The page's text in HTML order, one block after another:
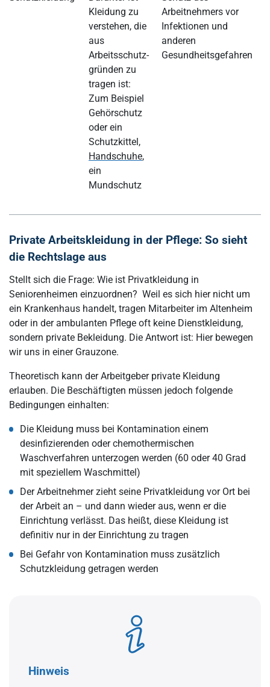
Kleidung zu
verstehen, die
aus
Arbeitsschutz-
gründen zu
tragen ist:
Zum Beispiel
Gehörschutz
oder ein
Schutzkittel,
Handschuhe,
ein
Mundschutz
Arbeitnehmers vor
Infektionen und
anderen
Gesundheitsgefahren
Private Arbeitskleidung in der Pflege: So sieht
die Rechtslage aus
Stellt sich die Frage: Wie ist Privatkleidung in
Seniorenheimen einzuordnen? Weil es sich hier nicht um
ein Krankenhaus handelt, tragen Mitarbeiter im Altenheim
oder in der ambulanten Pflege oft keine Dienstkleidung,
sondern private Bekleidung. Die Antwort ist: Hier bewegen
wir uns in einer Grauzone.
Theoretisch kann der Arbeitgeber private Kleidung
erlauben. Die Beschäftigten müssen jedoch folgende
Bedingungen einhalten:
Die Kleidung muss bei Kontamination einem
desinfizierenden oder chemothermischen
Waschverfahren unterzogen werden (60 oder 40 Grad
mit speziellem Waschmittel)
Der Arbeitnehmer zieht seine Privatkleidung vor Ort bei
der Arbeit an – und dann wieder aus, wenn er die
Einrichtung verlässt. Das heißt, diese Kleidung ist
definitiv nur in der Einrichtung zu tragen
Bei Gefahr von Kontamination muss zusätzlich
Schutzkleidung getragen werden
Hinweis